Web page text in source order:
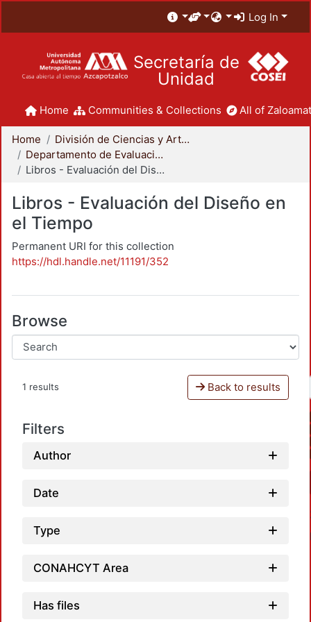
Log In
Secretaría de
Unidad
Home Communities & Collections All of
Home
División de Ciencias y Artes para el Diseño
Departamento de Evaluación del Diseño en el Tiempo
Libros - Evaluación del Diseño en el Tiempo
Libros - Evaluación del Diseño en
el Tiempo
Permanent URI for this collection
https://hdl.handle.net/11191/352
Browse
1 results Back to results
Filters
Author
Date
Type
CONAHCYT Area
Has files